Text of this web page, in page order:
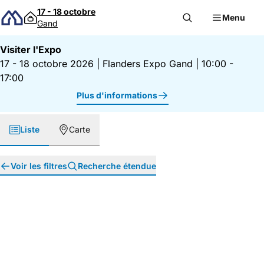
Passer au contenu
17 - 18 octobre
Gand
Menu
Visiter l'Expo
17 - 18 octobre 2026
Flanders Expo Gand
10:00 -
17:00
Plus d'informations
Liste Carte
Voir les filtres Recherche étendue